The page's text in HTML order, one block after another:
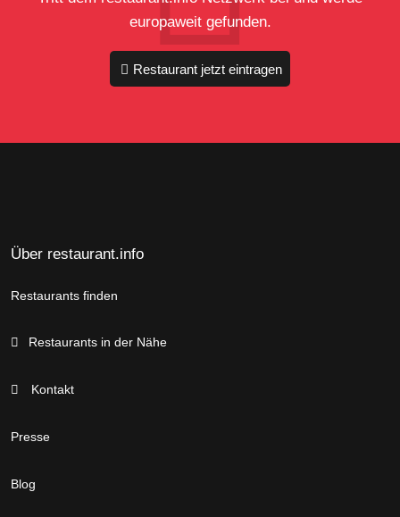
europaweit gefunden.
Restaurant jetzt eintragen
Über restaurant.info
Restaurants finden
Restaurants in der Nähe
Kontakt
Presse
Blog